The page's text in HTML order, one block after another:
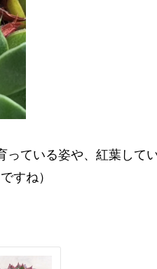
ている姿や、紅葉して
すね）